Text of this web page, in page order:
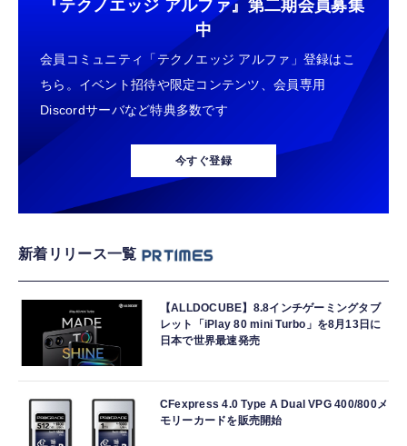
『テクノエッジ アルファ』 第二期会員募集
中
会員コミュニティ「テクノエッジ アルファ」登録はこ
ちら。イベント招待や限定コンテンツ、会員専用
Discordサーバなど特典多数です
今すぐ登録
新着リリース一覧
【ALLDOCUBE】8.8インチゲーミングタブ
レット「iPlay 80 mini Turbo」を8月13日に
日本で世界最速発売
CFexpress 4.0 Type A Dual VPG 400/800メ
モリーカードを販売開始